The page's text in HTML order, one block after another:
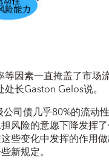
因素一直掩盖了市场
长Gaston Gelos说。
司债几乎80%的流动
风险的意愿下降发挥
些变化中发挥的作用
新规定。